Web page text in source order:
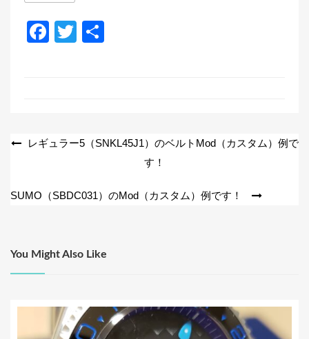
F
o
k
T
投
ー
シ
レギュラー5（SNKL45J1）のベルトMod（カスタム）例で
す！
SUMO（SBDC031）のMod（カスタム）例です！
You Might Also Like